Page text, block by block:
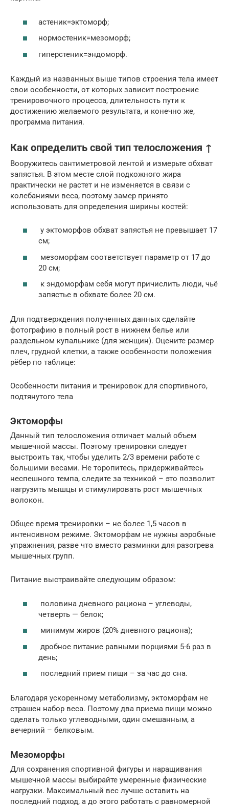
астеник=эктоморф;
нормостеник=мезоморф;
гиперстеник=эндоморф.
Каждый из названных выше типов строения тела имеет
свои особенности, от которых зависит построение
тренировочного процесса, длительность пути к
достижению желаемого результата, и конечно же,
программа питания.
Как определить свой тип телосложения ↑
Вооружитесь сантиметровой лентой и измерьте обхват
запястья. В этом месте слой подкожного жира
практически не растет и не изменяется в связи с
колебаниями веса, поэтому замер принято
использовать для определения ширины костей:
у эктоморфов обхват запястья не превышает 17
см;
мезоморфам соответствует параметр от 17 до
20 см;
к эндоморфам себя могут причислить люди, чьё
запястье в обхвате более 20 см.
Для подтверждения полученных данных сделайте
фотографию в полный рост в нижнем белье или
раздельном купальнике (для женщин). Оцените размер
плеч, грудной клетки, а также особенности положения
рёбер по таблице:
Особенности питания и тренировок для спортивного,
подтянутого тела
Эктоморфы
Данный тип телосложения отличает малый объем
мышечной массы. Поэтому тренировки следует
выстроить так, чтобы уделить 2/3 времени работе с
большими весами. Не торопитесь, придерживайтесь
неспешного темпа, следите за техникой – это позволит
нагрузить мышцы и стимулировать рост мышечных
волокон.
Общее время тренировки – не более 1,5 часов в
интенсивном режиме. Эктоморфам не нужны аэробные
упражнения, разве что вместо разминки для разогрева
мышечных групп.
Питание выстраивайте следующим образом:
половина дневного рациона – углеводы,
четверть — белок;
минимум жиров (20% дневного рациона);
дробное питание равными порциями 5-6 раз в
день;
последний прием пищи – за час до сна.
Благодаря ускоренному метаболизму, эктоморфам не
страшен набор веса. Поэтому два приема пищи можно
сделать только углеводными, один смешанным, а
вечерний – белковым.
Мезоморфы
Для сохранения спортивной фигуры и наращивания
мышечной массы выбирайте умеренные физические
нагрузки. Максимальный вес лучше оставить на
последний подход, а до этого работать с равномерной